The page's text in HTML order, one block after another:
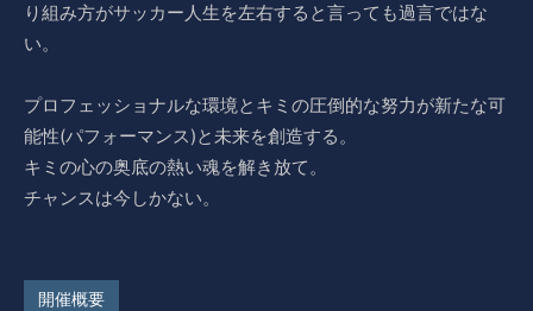
り組み方がサッカー人生を左右すると言っても過言ではな
い。
プロフェッショナルな環境とキミの圧倒的な努力が新たな可
能性(パフォーマンス)と未来を創造する。
キミの心の奥底の熱い魂を解き放て。
チャンスは今しかない。
開催概要